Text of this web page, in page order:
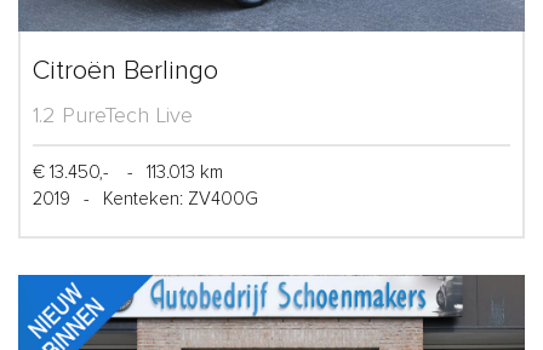
Citroën Berlingo
1.2 PureTech Live
€ 13.450,- -
113.013 km
2019
- Kenteken: ZV400G